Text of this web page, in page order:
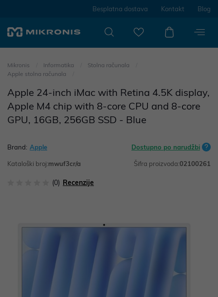
Besplatna dostava Kontakt Blog
Mikronis Informatika
Stolna računala
Apple stolna računala
Apple 24-inch iMac with Retina 4.5K display,
Apple M4 chip with 8-core CPU and 8-core
GPU, 16GB, 256GB SSD - Blue
Brand: Apple Dostupno po narudžbi
Kataloški broj:mwuf3cr/a Šifra proizvoda:02100261
(0) Recenzije